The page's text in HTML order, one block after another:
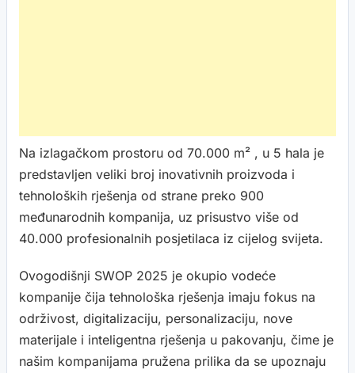
Na izlagačkom prostoru od 70.000 m² , u 5 hala je
predstavljen veliki broj inovativnih proizvoda i
tehnoloških rješenja od strane preko 900
međunarodnih kompanija, uz prisustvo više od
40.000 profesionalnih posjetilaca iz cijelog svijeta.
Ovogodišnji SWOP 2025 je okupio vodeće
kompanije čija tehnološka rješenja imaju fokus na
održivost, digitalizaciju, personalizaciju, nove
materijale i inteligentna rješenja u pakovanju, čime je
našim kompanijama pružena prilika da se upoznaju